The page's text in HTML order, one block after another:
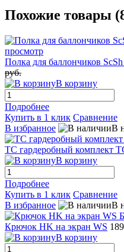
Похожие товары
просмотр
Полка для баллончиков
руб.
В корзину
Подробнее
Купить в 1 клик Сравнение
В избранное
В
TC гардеробный комплект
В корзину
Подробнее
Купить в 1 клик Сравнение
В избранное
В
Крючок HK на экран WS
В корзину